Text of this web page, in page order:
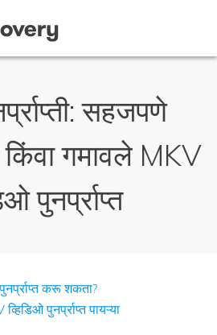
सहजपणे
किंवा गमावले MKV
पुनर्प्राप्त
करू शकता?
पुनर्प्राप्त पायऱ्या